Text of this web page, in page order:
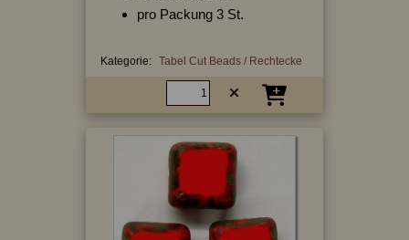
pro Packung 3 St.
Kategorie: Tabel Cut Beads / Rechtecke